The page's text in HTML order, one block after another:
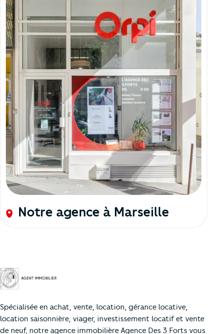
Notre agence à Marseille
Spécialisée en achat, vente, location, gérance locative,
location saisonnière, viager, investissement locatif et vente
de neuf, notre agence immobilière Agence Des 3 Forts vous